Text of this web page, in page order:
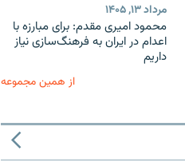
مرداد ۱۳, ۱۴۰۵
محمود امیری مقدم: برای مبارزه با
اعدام در ایران به فرهنگ‌سازی نیاز
داریم
از همین مجموعه